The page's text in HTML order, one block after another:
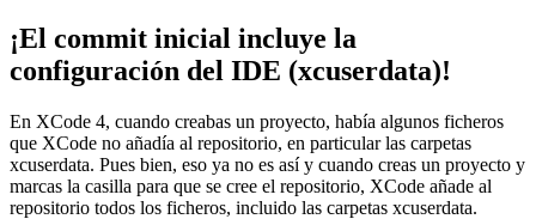
¡El commit inicial incluye la
configuración del IDE (xcuserdata)!
En XCode 4, cuando creabas un proyecto, había algunos ficheros
que XCode no añadía al repositorio, en particular las carpetas
xcuserdata. Pues bien, eso ya no es así y cuando creas un proyecto y
marcas la casilla para que se cree el repositorio, XCode añade al
repositorio todos los ficheros, incluido las carpetas xcuserdata.